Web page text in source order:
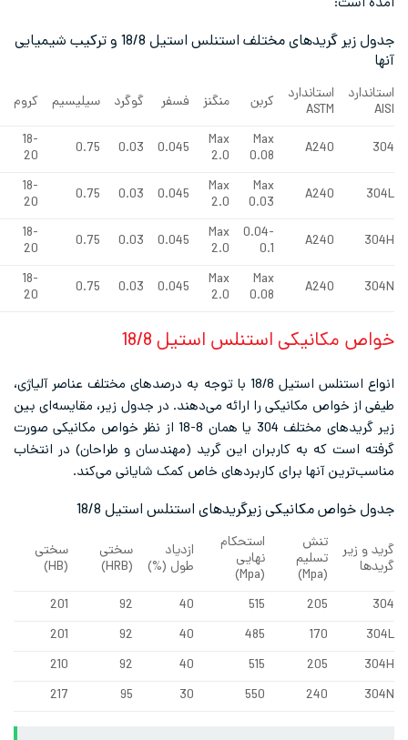
جدول زیر گریدهای مختلف استنلس استیل 18/8 و ترکیب شیمیایی
کربن منگنز فسفر گوگرد سیلیسیم کروم نیکل نیتروژن
Max
0.08
Max
2.0
0.045
0.03
0.75
8-11
Max 0.1
Max
0.03
Max
2.0
0.045
0.03
0.75
8-12
Max 0.1
0.04-
Max
2.0
0.045
0.03
0.75
8-
10.5
–
Max
0.08
Max
2.0
0.045
0.03
0.75
8-
10.5
0.1-
0.16
استنلس استیل 18/8
انواع استنلس استیل 18/8 با توجه به درصدهای مختلف عناصر آلیاژی،
مکانیکی را ارائه می‌دهند. در جدول زیر، مقایسه‌ای بین
زیر گریدهای مختلف 304 یا همان 8-18 از نظر خواص مکانیکی صورت
به کاربران این گرید (مهندسان و طراحان) در انتخاب
برای کاربردهای خاص کمک شایانی می‌کند.
زیرگریدهای استنلس استیل 18/8
تنش
تسلیم
استحکام
نهایی
ازدیاد
طول (%)
سختی
سختی
205
40
201
170
485
40
201
205
40
210
240
550
30
217